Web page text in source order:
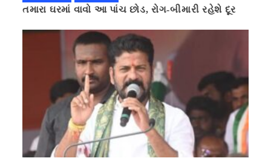
તમારા ઘરમાં વાવો આ પાંચ છોડ, રોગ-બીમારી રહેશે દૂર